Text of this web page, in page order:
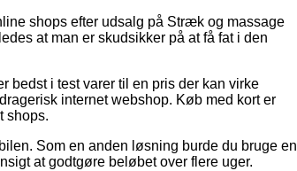
shops efter udsalg på Stræk og massage
at man er skudsikker på at få fat i den
bedst i test varer til en pris der kan virke
internet webshop. Køb med kort er
shops.
Som en anden løsning burde du bruge en
at godtgøre beløbet over flere uger.